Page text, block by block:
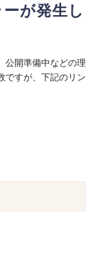
が発生し
公開準備中などの理
ですが、下記のリン